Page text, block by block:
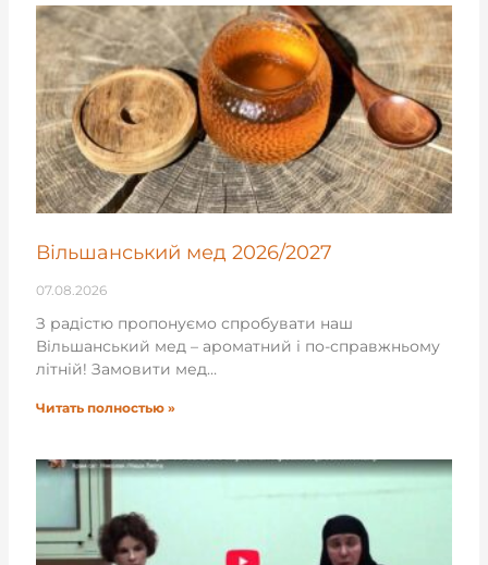
Вільшанський мед 2026/2027
07.08.2026
З радістю пропонуємо спробувати наш
Вільшанський мед – ароматний і по-справжньому
літній! Замовити мед…
Читать полностью »